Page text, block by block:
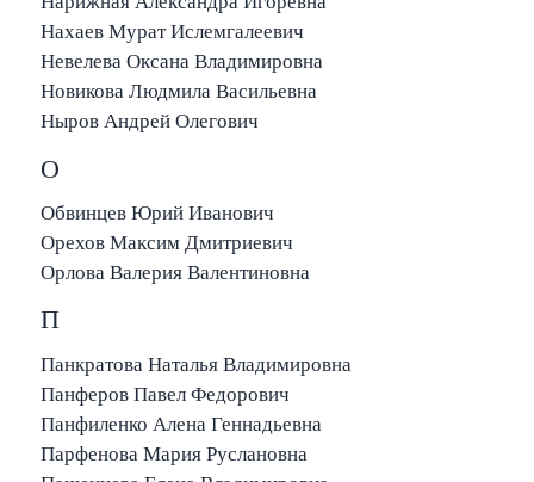
Нахаев Мурат Ислемгалеевич
Невелева Оксана Владимировна
Новикова Людмила Васильевна
Ныров Андрей Олегович
О
Обвинцев Юрий Иванович
Орехов Максим Дмитриевич
Орлова Валерия Валентиновна
П
Панкратова Наталья Владимировна
Панферов Павел Федорович
Панфиленко Алена Геннадьевна
Парфенова Мария Руслановна